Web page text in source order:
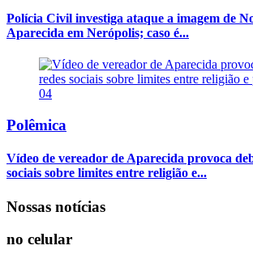
Polícia Civil investiga ataque a imagem de
Aparecida em Nerópolis; caso é...
04
Polêmica
Vídeo de vereador de Aparecida provoca
sociais sobre limites entre religião e...
Nossas notícias
no celular